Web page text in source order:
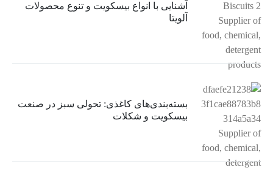
آشنایی با انواع بیسکویت و تنوع محصولات
آلویتا
بسته‌بندی‌های کاغذی: تحولی سبز در صنعت
بیسکویت و شکلات